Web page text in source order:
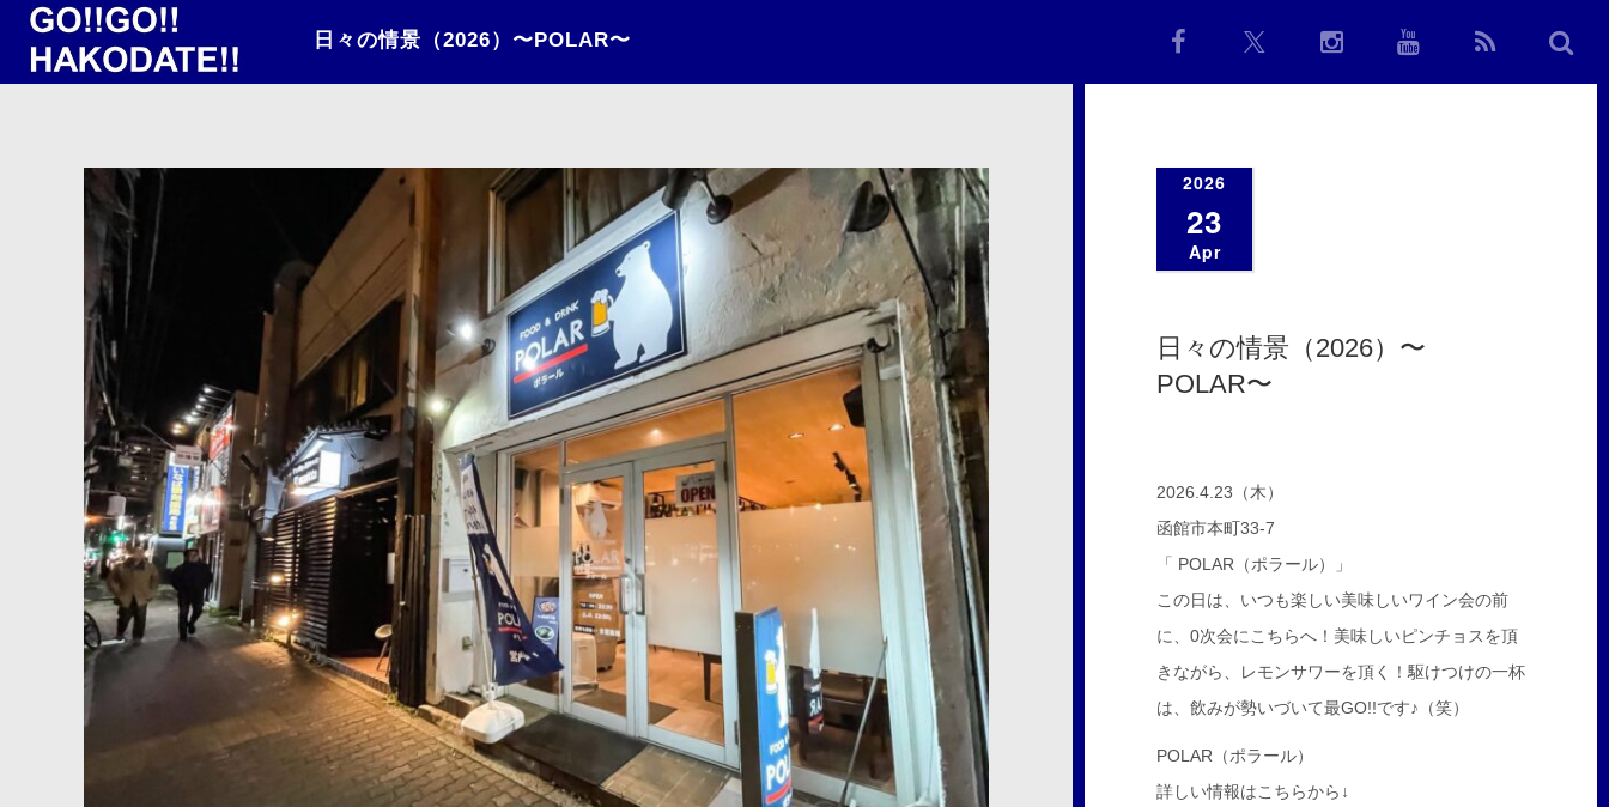
日々の情景（2026）〜POLAR〜
2026
23
Apr
日々の情景（2026）〜
POLAR〜
2026.4.23（木）
函館市本町33-7
「 POLAR（ポラール）」
この日は、いつも楽しい美味しいワイン会の前
に、0次会にこちらへ！美味しいピンチョスを頂
きながら、レモンサワーを頂く！駆けつけの一杯
は、飲みが勢いづいて最GO!!です♪（笑）
POLAR（ポラール）
詳しい情報はこちらから↓